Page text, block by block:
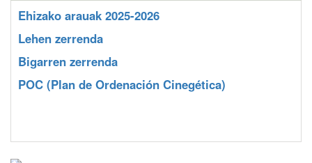
Ehizako arauak 2025-2026
Lehen zerrenda
Bigarren zerrenda
POC (Plan de Ordenación Cinegética)